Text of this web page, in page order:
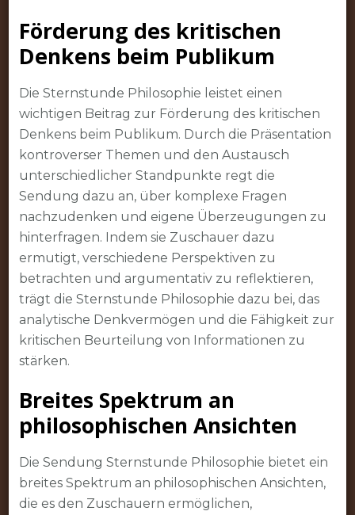
Förderung des kritischen
Denkens beim Publikum
Die Sternstunde Philosophie leistet einen
wichtigen Beitrag zur Förderung des kritischen
Denkens beim Publikum. Durch die Präsentation
kontroverser Themen und den Austausch
unterschiedlicher Standpunkte regt die
Sendung dazu an, über komplexe Fragen
nachzudenken und eigene Überzeugungen zu
hinterfragen. Indem sie Zuschauer dazu
ermutigt, verschiedene Perspektiven zu
betrachten und argumentativ zu reflektieren,
trägt die Sternstunde Philosophie dazu bei, das
analytische Denkvermögen und die Fähigkeit zur
kritischen Beurteilung von Informationen zu
stärken.
Breites Spektrum an
philosophischen Ansichten
Die Sendung Sternstunde Philosophie bietet ein
breites Spektrum an philosophischen Ansichten,
die es den Zuschauern ermöglichen,